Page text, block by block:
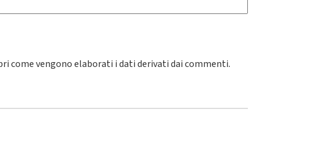
come vengono elaborati i dati derivati dai commenti.